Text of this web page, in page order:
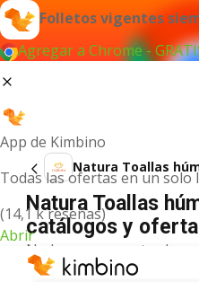
Folletos vigentes
Agregar a Chrome -
App de Kimbino
Todas las ofertas en un solo
(14,1 k reseñas)
Abrir
Natura Toallas
Natura Toallas
catálogos y
No hemos encontrado
término.